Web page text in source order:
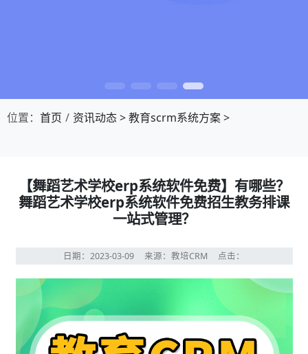
位置： 首页 资讯动态>教育scrm系统方案>
【舞蹈艺术学校erp系统软件免费】有哪些？
舞蹈艺术学校erp系统软件免费招生教务排课
一站式管理？
日期：2023-03-09 来源：教培CRM 点击：